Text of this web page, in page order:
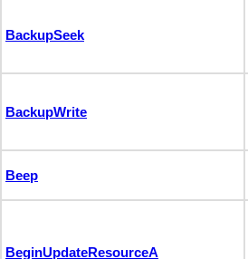
BackupSeek
BackupWrite
Beep
BeginUpdateResourceA